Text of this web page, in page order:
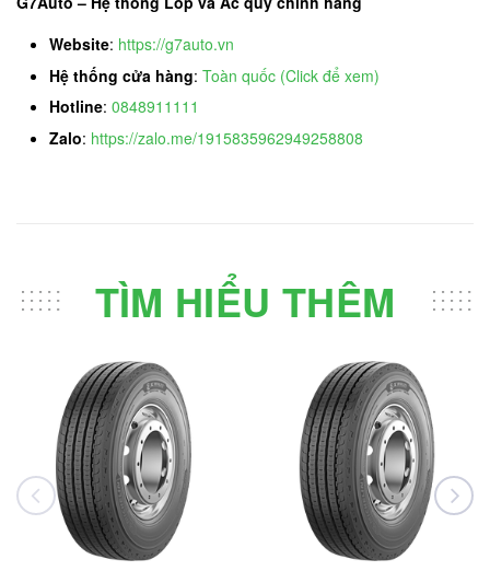
Website: https://g7auto.vn
Hệ thống cửa hàng: Toàn quốc (Click để xem)
Hotline: 0848911111
Zalo: https://zalo.me/1915835962949258808
TÌM HIỂU THÊM